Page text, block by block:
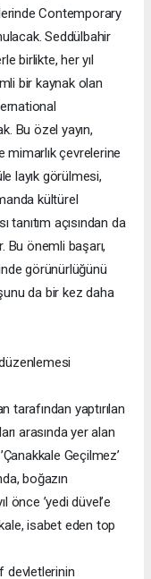
Contemporary
Seddülbahir
birlikte, her yıl
bir kaynak olan
Bu özel yayın,
mimarlık çevrelerine
layık görülmesi,
kültürel
açısından da
Bu önemli başarı,
görünürlüğünü
da bir kez daha
tarafından yaptırılan
arasında yer alan
Geçilmez’
boğazın
önce ’yedi düvel’e
isabet eden top
devletlerinin